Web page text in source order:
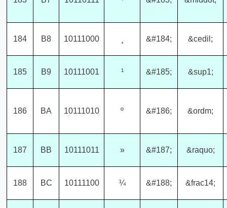
184 B8 10111000 &#184; &cedil;
185 B9 10111001 ¹ &#185; &sup1;
186 BA 10111010 º &#186; &ordm;
187 BB 10111011 » &#187; &raquo;
188 BC 10111100 ¼ &#188; &frac14;